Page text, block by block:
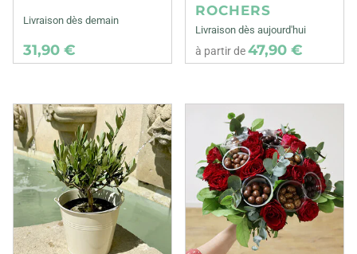
Livraison dès demain
31,90 €
ROCHERS
Livraison dès aujourd'hui
à partir de47,90 €